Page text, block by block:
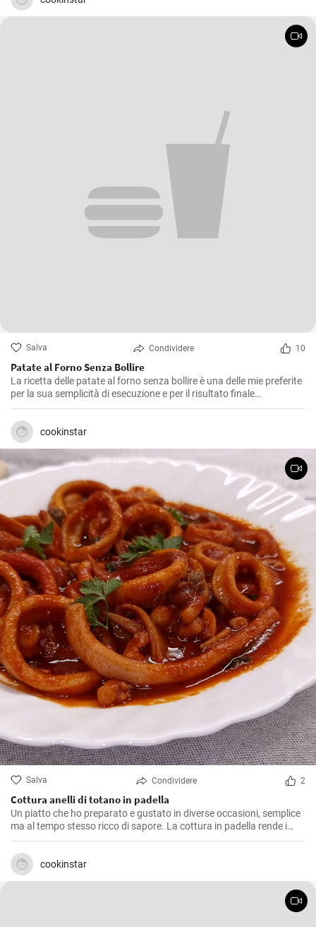
Salva Condividere 10
Patate al Forno Senza Bollire
La ricetta delle patate al forno senza bollire è una delle mie preferite
per la sua semplicità di esecuzione e per il risultato finale
straordinario. Non c'è nulla migliore del sapore delle patate
croccanti fuori e morbide dentro, direttamente dal forno. Senza
contare che il fatto di non doverle bollire in anticipo rende la
preparazione ancora più veloce e pratica!
cookinstar
Salva Condividere 2
Cottura anelli di totano in padella
Un piatto che ho preparato e gustato in diverse occasioni, semplice
ma al tempo stesso ricco di sapore. La cottura in padella rende i
totani morbidi e saporiti. Ho scoperto che il segreto per una cottura
perfetta è far rosolare i totani a calore vivace per sigillarne i sapori
all'interno, evitando che diventino troppo asciutti.
cookinstar